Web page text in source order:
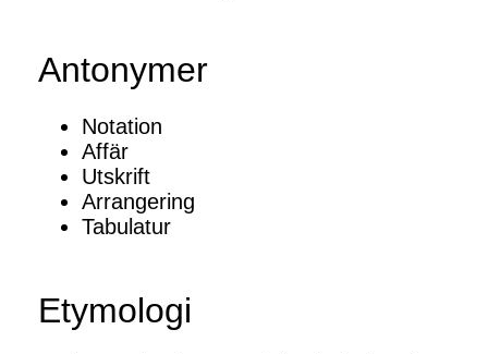
Antonymer
Notation
Affär
Utskrift
Arrangering
Tabulatur
Etymologi